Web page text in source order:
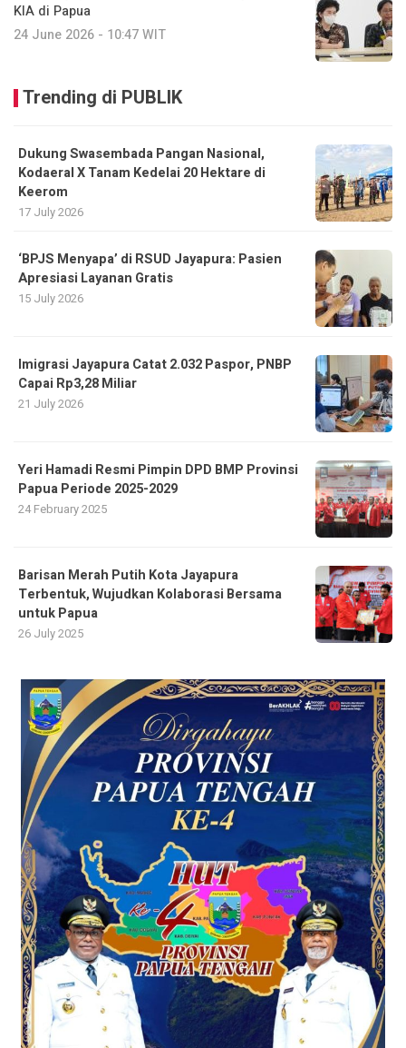
KIA di Papua
24 June 2026 - 10:47 WIT
Trending di PUBLIK
Dukung Swasembada Pangan Nasional,
Kodaeral X Tanam Kedelai 20 Hektare di
Keerom
17 July 2026
‘BPJS Menyapa’ di RSUD Jayapura: Pasien
Apresiasi Layanan Gratis
15 July 2026
Imigrasi Jayapura Catat 2.032 Paspor, PNBP
Capai Rp3,28 Miliar
21 July 2026
Yeri Hamadi Resmi Pimpin DPD BMP Provinsi
Papua Periode 2025-2029
24 February 2025
Barisan Merah Putih Kota Jayapura
Terbentuk, Wujudkan Kolaborasi Bersama
untuk Papua
26 July 2025